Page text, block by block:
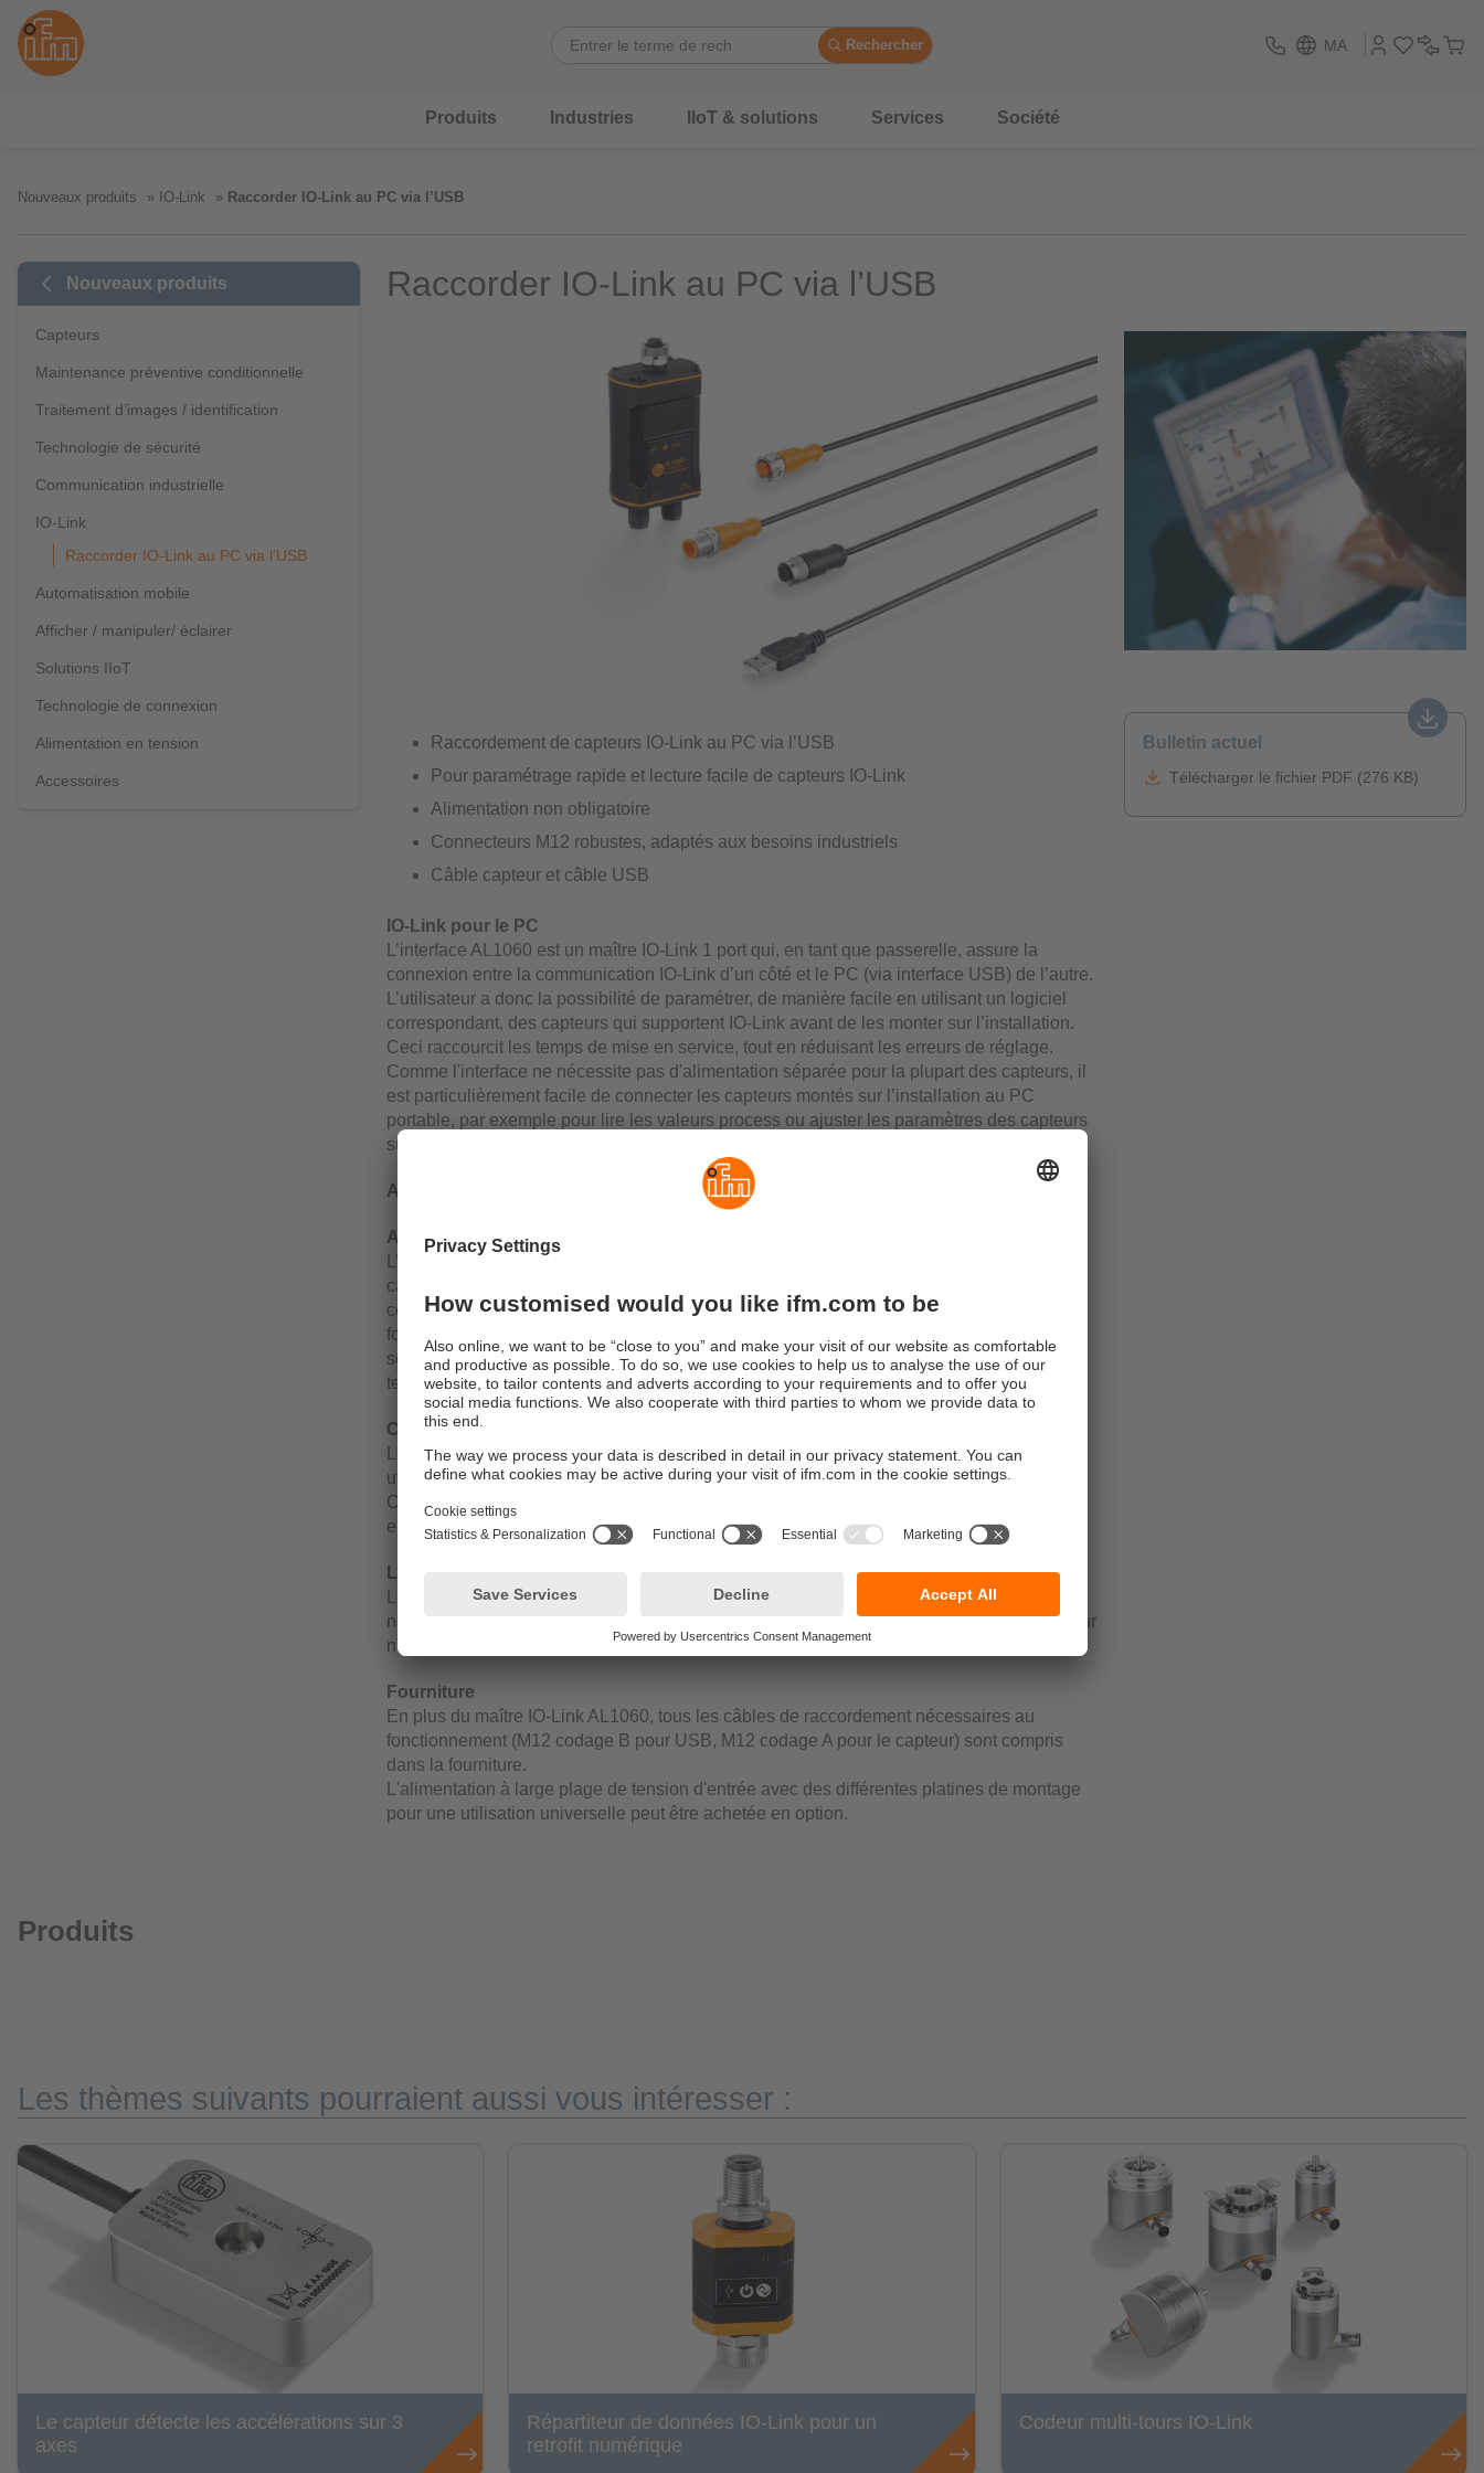
Rechercher MA
Produits Industries IIoT & solutions Services Société
Nouveaux produits IO-Link Raccorder IO-Link au PC via l’USB
Nouveaux produits
Capteurs
Maintenance préventive conditionnelle
Traitement d’images / identification
Technologie de sécurité
Communication industrielle
IO-Link
Raccorder IO-Link au PC via l’USB
Automatisation mobile
Afficher / manipuler/ éclairer
Solutions IIoT
Technologie de connexion
Alimentation en tension
Accessoires
Raccorder IO-Link au PC via l’USB
Raccordement de capteurs IO-Link au PC via l’USB
Pour paramétrage rapide et lecture facile de capteurs IO-Link
Alimentation non obligatoire
Connecteurs M12 robustes, adaptés aux besoins industriels
Câble capteur et câble USB
IO-Link pour le PC
L’interface AL1060 est un maître IO-Link 1 port qui, en tant que passerelle, assure la
connexion entre la communication IO-Link d’un côté et le PC (via interface USB) de l’autre.
L’utilisateur a donc la possibilité de paramétrer, de manière facile en utilisant un logiciel
correspondant, des capteurs qui supportent IO-Link avant de les monter sur l’installation.
Ceci raccourcit les temps de mise en service, tout en réduisant les erreurs de réglage.
Comme l'interface ne nécessite pas d'alimentation séparée pour la plupart des capteurs, il
est particulièrement facile de connecter les capteurs montés sur l’installation au PC
portable, par exemple pour lire les valeurs process ou ajuster les paramètres des capteurs
sur place.
Avantages et bénéfices client
Alimentation non obligatoire
L’interface AL1060 a un puissant convertisseur tension intégré qui génère une tension de
capteur de 24 V à partir de la tension USB de 5 V au niveau du port IO-Link. Selon le PC,
cette sortie ne doit pas être chargée avec plus de 160 mA. Ceci est suffisant pour faire
fonctionner la plupart des capteurs. Si des courants plus élevés sont nécessaires à la
sortie du capteur, une d'alimentation séparée peut être connectée pour alimentation en
tension.
Connexions robustes, appropriées pour l’emploi sur le terrain
Les trois connexions de l'appareil - IO-Link, USB et tension d'alimentation optionnelle -
utilisent des connecteurs M12 robustes et appropriés pour une utilisation sur le terrain.
Cela signifie que l'interface peut être utilisée de manière fiable, même dans des
environnements sévères.
LED d'état
L'appareil a plusieurs LED d'état qui donnent à l'utilisateur un aperçu complet et, si
nécessaire, l'aident à localiser les erreurs. Si, par exemple, l'alimentation USB d'un capteur
n'est pas suffisante, une LED l’indique.
Fourniture
En plus du maître IO-Link AL1060, tous les câbles de raccordement nécessaires au
fonctionnement (M12 codage B pour USB, M12 codage A pour le capteur) sont compris
dans la fourniture.
L'alimentation à large plage de tension d'entrée avec des différentes platines de montage
pour une utilisation universelle peut être achetée en option.
Bulletin actuel
Télécharger le fichier PDF (276 KB)
Produits
Les thèmes suivants pourraient aussi vous intéresser :
Le capteur détecte les accélérations sur 3
axes
Répartiteur de données IO-Link pour un
retrofit numérique
Codeur multi-tours IO-Link